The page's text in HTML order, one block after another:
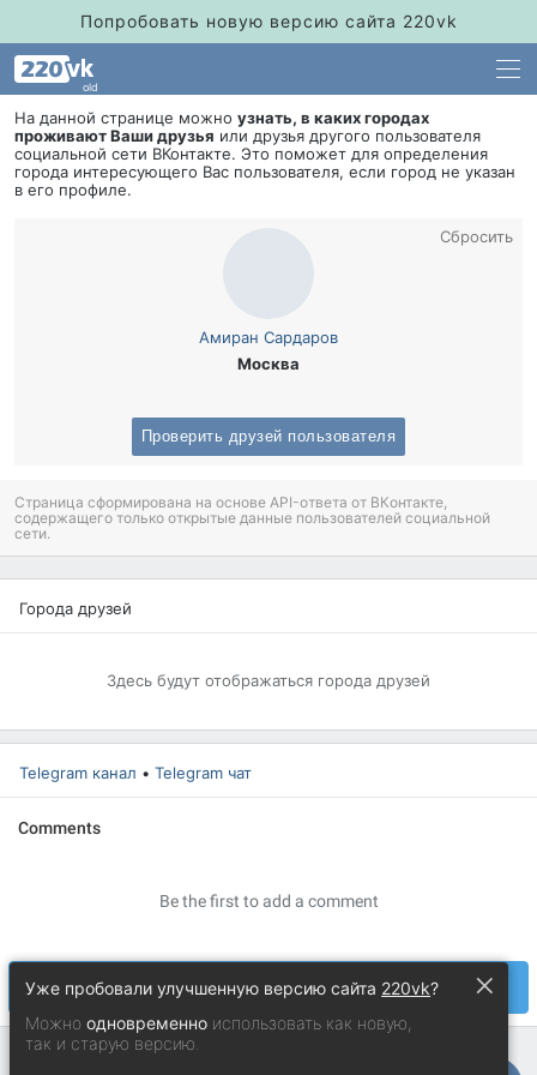
×
Уже пробовали улучшенную версию сайта 220vk?
Можноодновременно использовать как новую,
так и старую версию.
Попробовать новую версию сайта 220vk
old
На данной странице можно узнать, в каких городах
проживают Ваши друзья или друзья другого пользователя
социальной сети ВКонтакте. Это поможет для определения
орода интересующего Вас пользователя, если город не указан
его профиле.
Амиран Сардаро
Москва
Сбросить
Проверить друзей пользователя
Страница сформирована на основе API-ответа от ВКонтакте,
содержащего только открытые данные пользователей социальной
сети.
Города друзей
Здесь будут отображаться города друзей
Telegram канал • Telegram чат